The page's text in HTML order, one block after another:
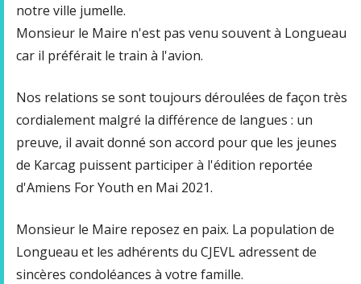
notre ville jumelle.
Monsieur le Maire n'est pas venu souvent à Longueau
car il préférait le train à l'avion.
Nos relations se sont toujours déroulées de façon très
cordialement malgré la différence de langues : un
preuve, il avait donné son accord pour que les jeunes
de Karcag puissent participer à l'édition reportée
d'Amiens For Youth en Mai 2021.
Monsieur le Maire reposez en paix. La population de
Longueau et les adhérents du CJEVL adressent de
sincères condoléances à votre famille.